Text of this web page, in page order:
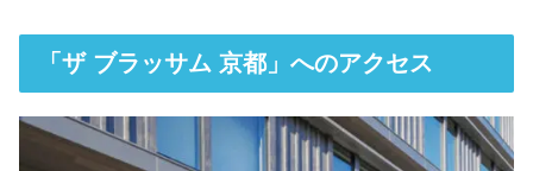
「ザ ブラッサム 京都」へのアクセス